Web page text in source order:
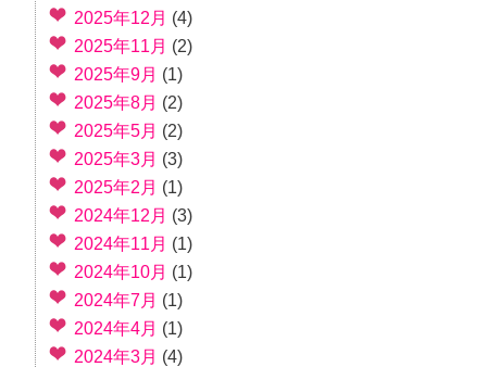
2025年12月 (4)
2025年11月 (2)
2025年9月 (1)
2025年8月 (2)
2025年5月 (2)
2025年3月 (3)
2025年2月 (1)
2024年12月 (3)
2024年11月 (1)
2024年10月 (1)
2024年7月 (1)
2024年4月 (1)
2024年3月 (4)